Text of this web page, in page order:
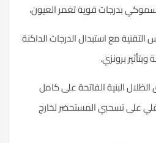
بدرجات قوية تغمر العيون،
مع استبدال الدرجات الداكنة
برونزي.
الظلالالبنية الفاتحة على كامل
على تسحبي المستحضر لخارج